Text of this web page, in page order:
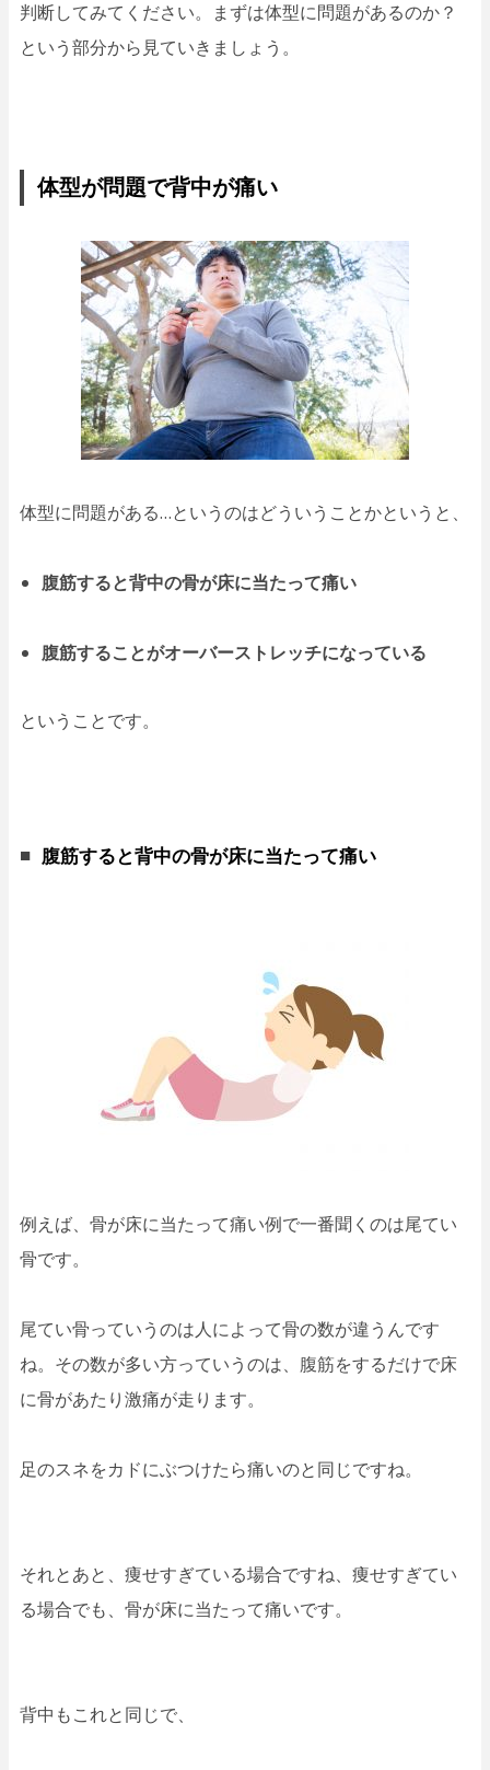
判断してみてください。まずは体型に問題があるのか？
という部分から見ていきましょう。
体型が問題で背中が痛い
体型に問題がある…というのはどういうことかというと、
腹筋すると背中の骨が床に当たって痛い
腹筋することがオーバーストレッチになっている
ということです。
腹筋すると背中の骨が床に当たって痛い
例えば、骨が床に当たって痛い例で一番聞くのは尾てい
骨です。
尾てい骨っていうのは人によって骨の数が違うんです
ね。その数が多い方っていうのは、腹筋をするだけで床
に骨があたり激痛が走ります。
足のスネをカドにぶつけたら痛いのと同じですね。
それとあと、痩せすぎている場合ですね、痩せすぎてい
る場合でも、骨が床に当たって痛いです。
背中もこれと同じで、